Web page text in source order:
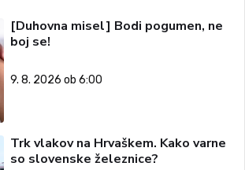
[Duhovna misel] Bodi pogumen, ne
boj se!
9. 8. 2026 ob 6:00
Trk vlakov na Hrvaškem. Kako varne
so slovenske železnice?